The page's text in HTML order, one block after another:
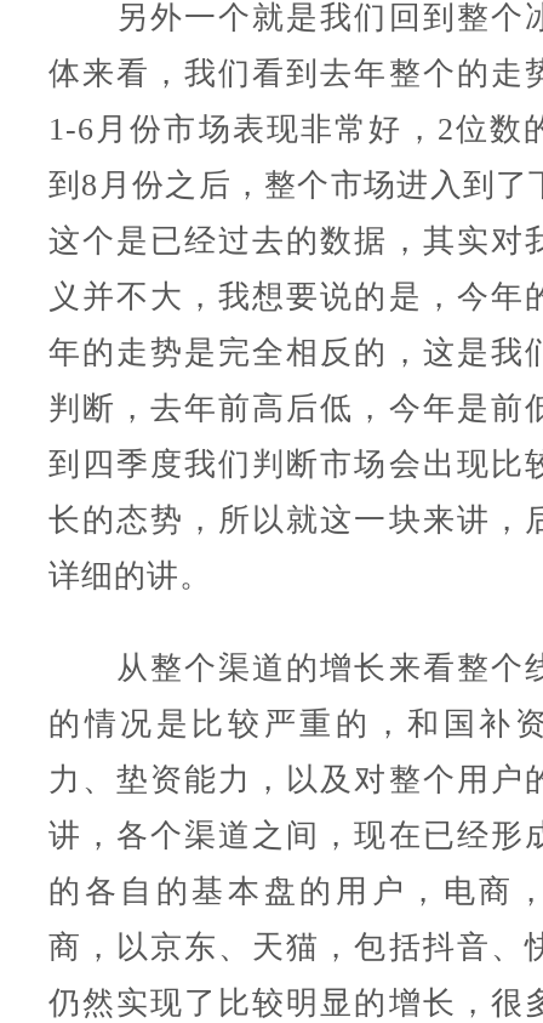
另外一个就是我们回到整个
体来看，我们看到去年整个的走
1-6月份市场表现非常好，2位数
到8月份之后，整个市场进入到了
这个是已经过去的数据，其实对
义并不大，我想要说的是，今年
年的走势是完全相反的，这是我
判断，去年前高后低，今年是前
到四季度我们判断市场会出现比
长的态势，所以就这一块来讲，
详细的讲。
从整个渠道的增长来看整个
的情况是比较严重的，和国补
力、垫资能力，以及对整个用户
讲，各个渠道之间，现在已经形
的各自的基本盘的用户，电商
商，以京东、天猫，包括抖音、
仍然实现了比较明显的增长，很